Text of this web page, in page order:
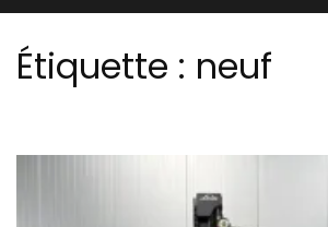
Étiquette : neuf